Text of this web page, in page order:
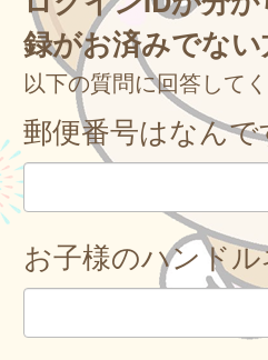
録がお済みでな
以下の質問に回答して
郵便番号はなん
お子様のハンド